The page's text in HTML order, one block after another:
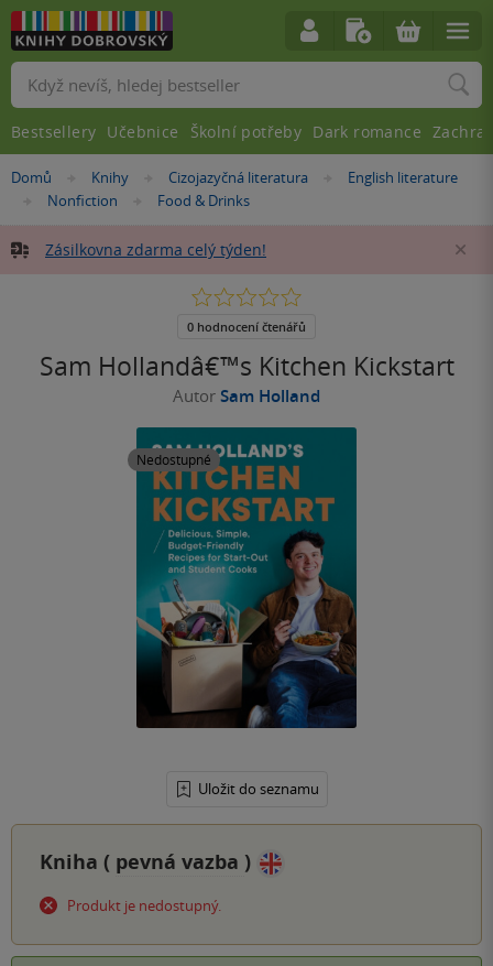
Nacházíte
Domů »Knihy »Cizojazyčná literatura »
English literature
»
Nonfiction »Food & Drinks
Zásilkovna zdarma celý týden!
Sam Hollandâ€™s Kitchen Kickstart
Autor Sam Holland
Nedostupné
Uložit do seznamu
0.0
5
0 hodnocení čtenářů
Kniha ( pevná vazba )
Produkt je nedostupný.
Vyhledávání
Bestsellery Učebnice Školní potřeby Dark romance